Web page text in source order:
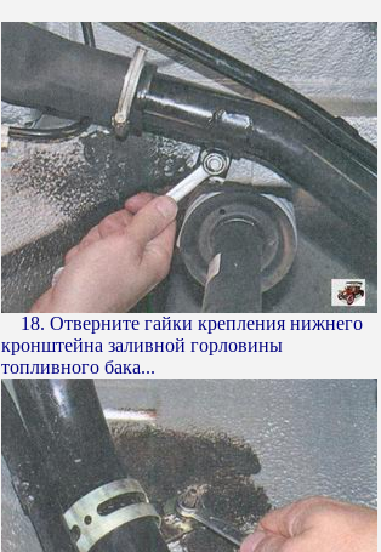
18. Отверните гайки крепления нижнего
кронштейна заливной горловины
топливного бака...